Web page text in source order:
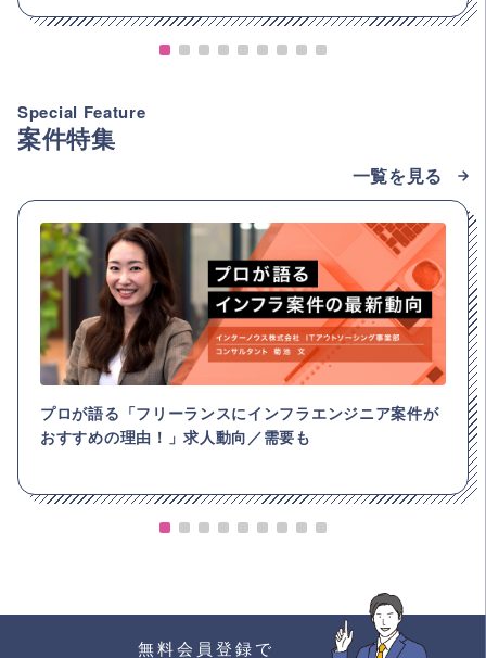
Special Feature
案件特集
一覧を見る
プロが語る「フリーランスにインフラエンジニア案件が
おすすめの理由！」求人動向／需要も
無料会員登録で